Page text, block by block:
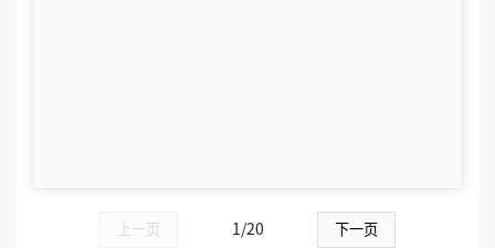
上一页 1/20 下一页